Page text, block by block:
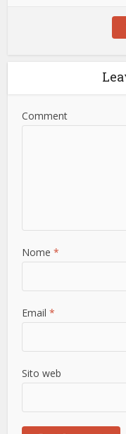
Comment
Nome*
Email*
Sito web